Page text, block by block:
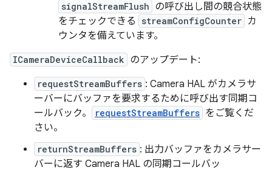
signalStreamFlush の呼び出し間の競合状態
をチェックできる
streamConfigCounter カ
ウンタを備えています。
ICameraDeviceCallback のアップデート:
requestStreamBuffers : Camera HAL がカメラサ
ーバーにバッファを要求するために呼び出す同期コ
ールバック。
requestStreamBuffers をご覧くだ
さい。
returnStreamBuffers : 出力バッファをカメラサー
バーに返す Camera HAL の同期コールバッ